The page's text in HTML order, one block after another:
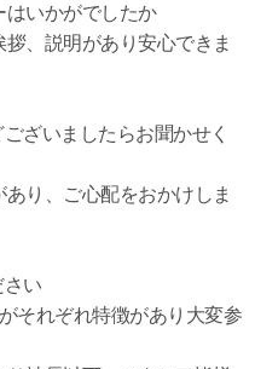
いかがでしたか
、説明があり安心できま
ざいましたらお聞かせく
り、ご心配をおかけしま
い
それぞれ特徴があり大変参